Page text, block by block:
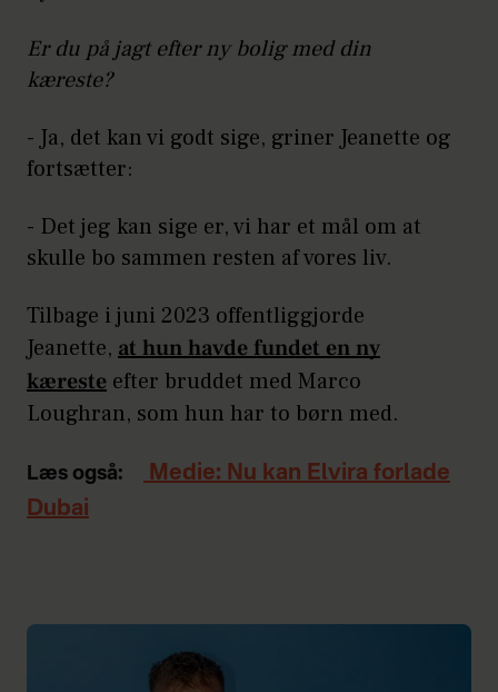
Er du på jagt efter ny bolig med din
kæreste?
- Ja, det kan vi godt sige, griner Jeanette og
fortsætter:
- Det jeg kan sige er, vi har et mål om at
skulle bo sammen resten af vores liv.
Tilbage i juni 2023 offentliggjorde
Jeanette, at hun havde fundet en ny
kæreste efter bruddet med Marco
Loughran, som hun har to børn med.
Læs også:
Medie: Nu kan Elvira forlade
Dubai